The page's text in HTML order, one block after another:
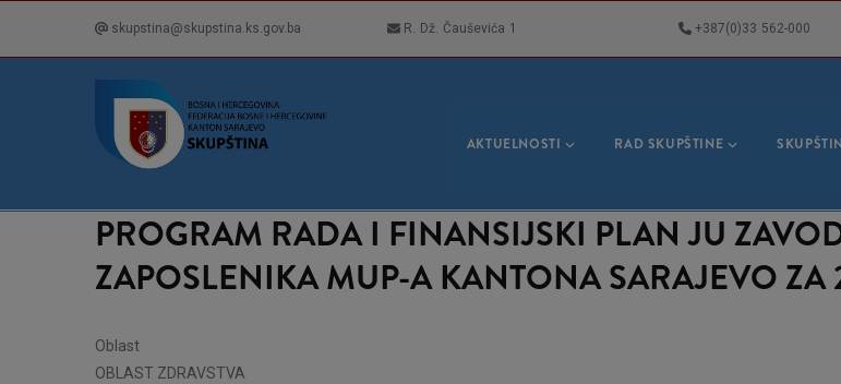
skupstina@skupstina.ks.gov.ba R. Dž. Čauševića 1 +387(0)33 562-000
NAVIGACIJA
AKTUELNOSTI RAD SKUPŠTINE
PROGRAM RADA I FINANSIJSKI PLAN JU
ZAPOSLENIKA MUP-A KANTONA SARAJEVO
Oblast
OBLAST ZDRAVSTVA